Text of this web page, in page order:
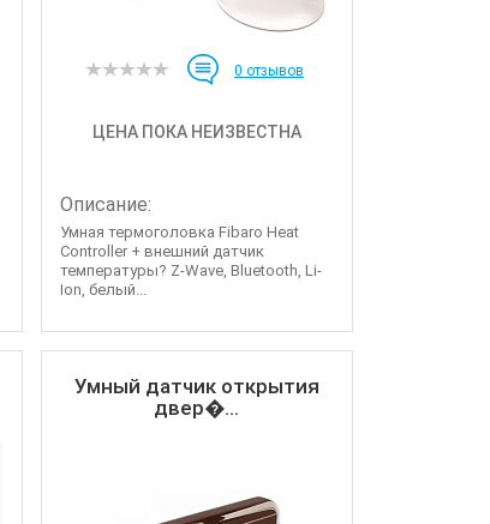
0 отзывов
ЦЕНА ПОКА НЕИЗВЕСТНА
Описание:
Умная термоголовка Fibaro Heat
Controller + внешний датчик
температуры? Z-Wave, Bluetooth, Li-
Ion, белый...
Умный датчик открытия
двер�...